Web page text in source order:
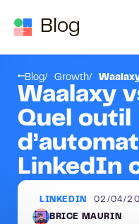
Blog
Blog Growth
Waalaxy
Quel outil
LinkedIn
LINKEDIN 02/04/
BRICE MAURIN